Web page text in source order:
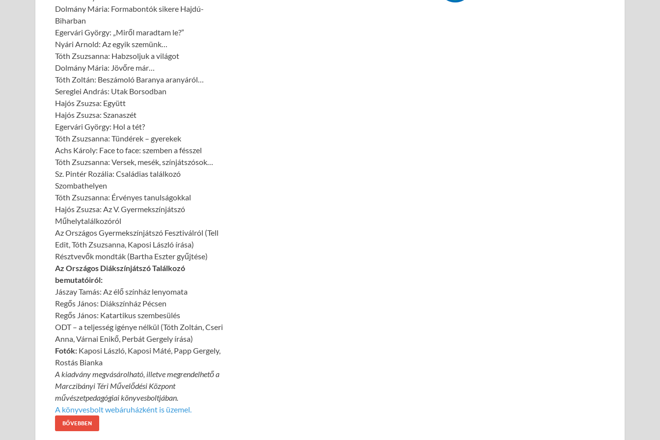
Dolmány Mária: Formabontók sikere Hajdú-
Biharban
Egervári György: „Miről maradtam le?”
Nyári Arnold: Az egyik szemünk…
Tóth Zsuzsanna: Habzsoljuk a világot
Dolmány Mária: Jövőre már…
Tóth Zoltán: Beszámoló Baranya aranyáról…
Sereglei András: Utak Borsodban
Hajós Zsuzsa: Együtt
Hajós Zsuzsa: Szanaszét
Egervári György: Hol a tét?
Tóth Zsuzsanna: Tündérek – gyerekek
Achs Károly: Face to face: szemben a fésszel
Tóth Zsuzsanna: Versek, mesék, színjátszósok…
Sz. Pintér Rozália: Családias találkozó
Szombathelyen
Tóth Zsuzsanna: Érvényes tanulságokkal
Hajós Zsuzsa: Az V. Gyermekszínjátszó
Műhelytalálkozóról
Az Országos Gyermekszínjátszó Fesztiválról (Tell
Edit, Tóth Zsuzsanna, Kaposi László írása)
Résztvevők mondták (Bartha Eszter gyűjtése)
Az Országos Diákszínjátszó Találkozó
bemutatóiról:
Jászay Tamás: Az élő színház lenyomata
Regős János: Diákszínház Pécsen
Regős János: Katartikus szembesülés
ODT – a teljesség igénye nélkül (Tóth Zoltán, Cseri
Anna, Várnai Enikő, Perbát Gergely írása)
Fotók: Kaposi László, Kaposi Máté, Papp Gergely,
Rostás Bianka
A kiadvány megvásárolható, illetve megrendelhető a
Marczibányi Téri Művelődési Központ
művészetpedagógiai könyvesboltjában.
A könyvesbolt webáruházként is üzemel.
BŐVEBBEN